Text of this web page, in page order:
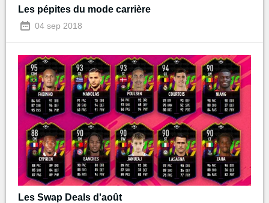
Les pépites du mode carrière
04 sep 2018
Les Swap Deals d'août